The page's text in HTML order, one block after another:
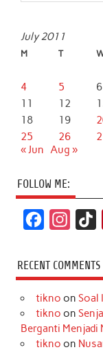
July 2011
M T
4
5 6
11
12
18
19
25
26
« Jun Aug »
FOLLOW ME:
c
e
b
o
s
t
a
r
k
T
o
k
RECENT COMMENTS
tikno on Soal
tikno on
Berganti Menjadi
tikno on